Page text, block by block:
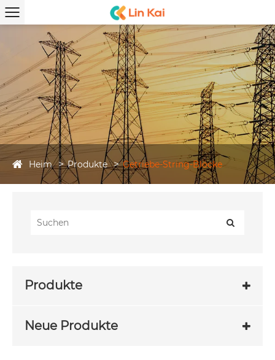
Heim Produkte Getriebe-String-Blöcke
Produkte
Neue Produkte